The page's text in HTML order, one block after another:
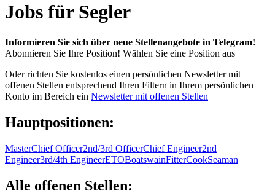
Jobs für Segler
Informieren Sie sich über neue Stellenangebote in Telegram!
Abonnieren Sie Ihre Position! Wählen Sie eine Position aus
Oder richten Sie kostenlos einen persönlichen Newsletter mit
offenen Stellen entsprechend Ihren Filtern in Ihrem persönlichen
Konto im Bereich ein Newsletter mit offenen Stellen
Hauptpositionen:
MasterChief Officer2nd/3rd OfficerChief Engineer2nd
Engineer3rd/4th EngineerETOBoatswainFitterCookSeaman
Alle offenen Stellen: